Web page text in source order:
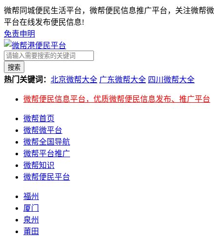
微帮同城便民生活平台，微帮便民信息推广平台，关注微帮微
平台在线发布便民信息!
免责申明
搜索
热门关键词： 北京微帮大全 广东微帮大全 四川微帮大全
微帮便民信息平台，优质微帮便民信息发布、推广平台
微帮首页
微帮微平台
微帮全国导航
微帮平台推广
微帮知识
微帮便民平台
福州
厦门
泉州
莆田